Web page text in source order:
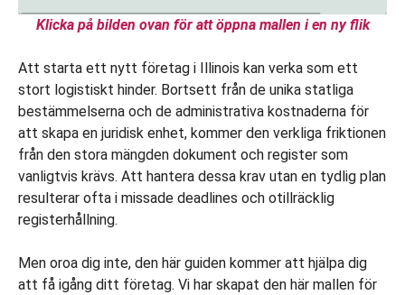
Klicka på bilden ovan för att öppna mallen i en ny flik
Att starta ett nytt företag i Illinois kan verka som ett
stort logistiskt hinder. Bortsett från de unika statliga
bestämmelserna och de administrativa kostnaderna för
att skapa en juridisk enhet, kommer den verkliga friktionen
från den stora mängden dokument och register som
vanligtvis krävs. Att hantera dessa krav utan en tydlig plan
resulterar ofta i missade deadlines och otillräcklig
registerhållning.
Men oroa dig inte, den här guiden kommer att hjälpa dig
att få igång ditt företag. Vi har skapat den här mallen för